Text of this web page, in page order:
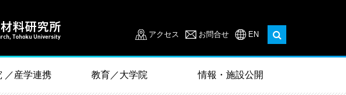
アクセス お問合せ EN
／産学連携 教育／大学院 情報・施設公開